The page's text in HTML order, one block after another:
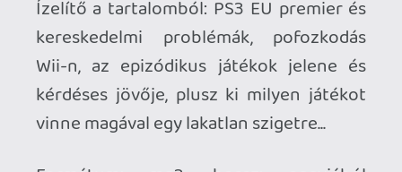
szipkázható a mágikus audio-matéria.
Alternatív megoldás, türelmetleneknek,
direkt stream az alant fickándozó
kezelőfelület segítségével:
**[download:4331]>> GAMER365
PODCAST - JANUÁR